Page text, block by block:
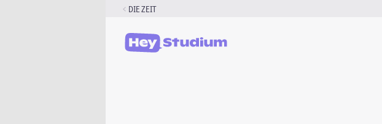
DIE ZEIT